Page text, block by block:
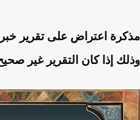
مذكرة اعتراض على تقرير
وذلك إذا كان التقرير غير